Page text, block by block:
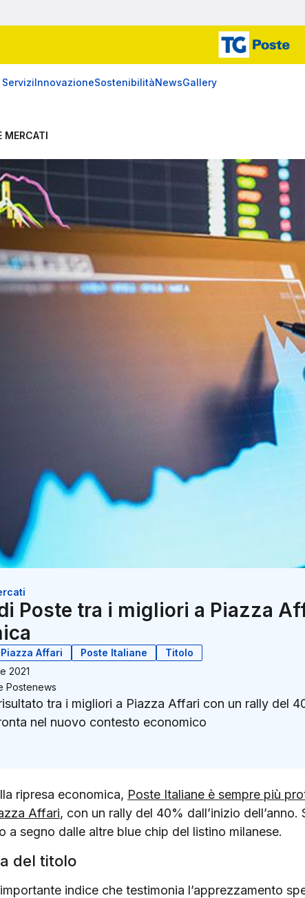
InnovazioneSostenibilitàNewsGallery
MERCATI
Poste tra i migliori a Piazza
Piazza Affari Poste Italiane
Titolo
2021
Postenews
tra i migliori a Piazza Affari con un rally del
nel nuovo contesto economico
su Facebook
ripresa economica, Poste Italiane è sempre più
Affari, con un rally del 40% dall’inizio
a segno dalle altre blue chip del listino milanese.
del titolo
indice che testimonia l’apprezzamento